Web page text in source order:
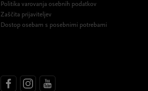
Politika varovanja osebnih podatkov
Zaščita prijaviteljev
Dostop osebam s posebnimi potrebami